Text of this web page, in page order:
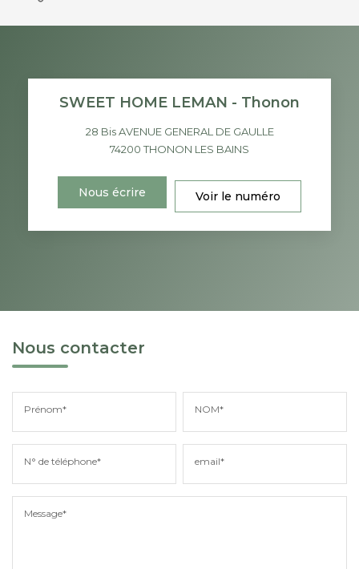
SWEET HOME LEMAN - Thonon
28 Bis AVENUE GENERAL DE GAULLE
74200THONON LES BAINS
Nous écrire Voir le numéro
Nous contacter
Prénom* NOM*
N° de téléphone* email*
Message*